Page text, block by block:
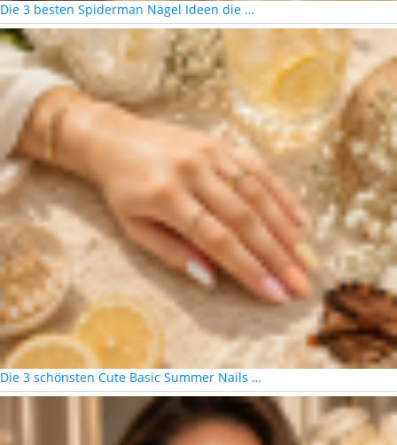
Die 3 besten Spiderman Nägel Ideen die …
Die 3 schönsten Cute Basic Summer Nails …